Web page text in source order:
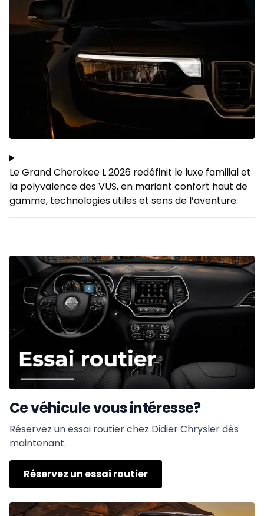
Le Grand Cherokee L 2026 redéfinit le luxe familial et
la polyvalence des VUS, en mariant confort haut de
gamme, technologies utiles et sens de l’aventure.
Ce véhicule vous intéresse?
Réservez un essai routier chez Didier Chrysler dès
maintenant.
Réservez un essai routier